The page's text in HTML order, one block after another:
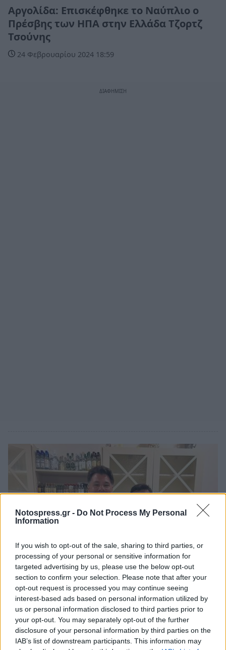
Notospress.gr - Do Not Process My Personal
Information
If you wish to opt-out of the sale, sharing to third parties, or
processing of your personal or sensitive information for
targeted advertising by us, please use the below opt-out
section to confirm your selection. Please note that after your
opt-out request is processed you may continue seeing
interest-based ads based on personal information utilized by
us or personal information disclosed to third parties prior to
your opt-out. You may separately opt-out of the further
disclosure of your personal information by third parties on the
IAB’s list of downstream participants. This information may
Αργολίδα: Επισκέφθηκε το Ναύπλιο ο
Πρέσβης των ΗΠΑ στην Ελλάδα Τζορτζ
Τσούνης
24 Φεβρουαρίου 2024 18:59
Πελοπόννησος
Τζορτζ Τσούνης: Διακοπές στη Μεσσηνία
κάνει ο πρέσβης των ΗΠΑ
04 Αυγούστου 2023 19:12